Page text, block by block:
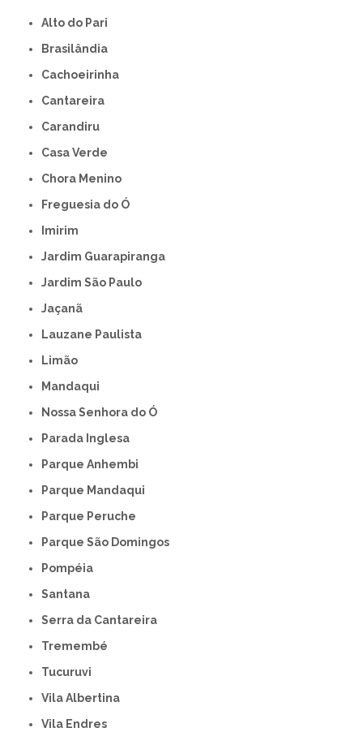
Alto do Pari
Brasilândia
Cachoeirinha
Cantareira
Carandiru
Casa Verde
Chora Menino
Freguesia do Ó
Imirim
Jardim Guarapiranga
Jardim São Paulo
Jaçanã
Lauzane Paulista
Limão
Mandaqui
Nossa Senhora do Ó
Parada Inglesa
Parque Anhembi
Parque Mandaqui
Parque Peruche
Parque São Domingos
Pompéia
Santana
Serra da Cantareira
Tremembé
Tucuruvi
Vila Albertina
Vila Endres